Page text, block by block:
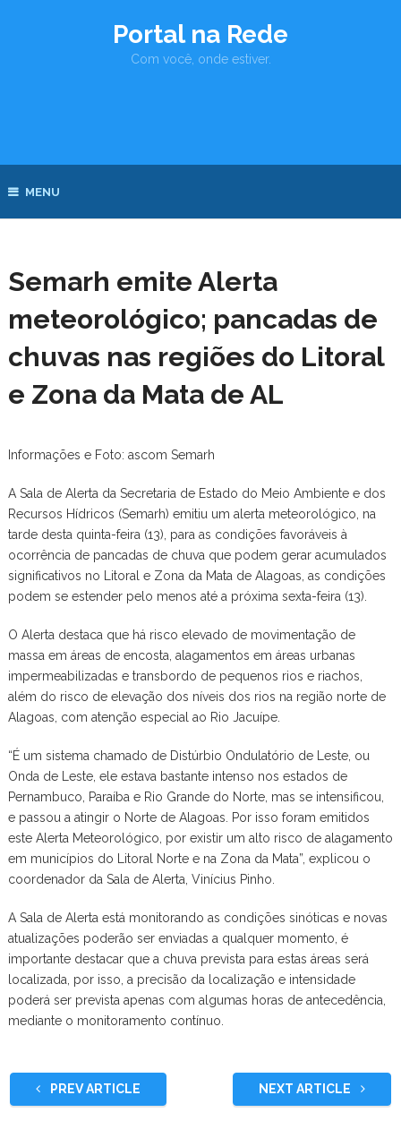
Portal na Rede
Com você, onde estiver.
MENU
Semarh emite Alerta
meteorológico; pancadas de
chuvas nas regiões do Litoral
e Zona da Mata de AL
Informações e Foto: ascom Semarh
A Sala de Alerta da Secretaria de Estado do Meio Ambiente e dos
Recursos Hídricos (Semarh) emitiu um alerta meteorológico, na
tarde desta quinta-feira (13), para as condições favoráveis à
ocorrência de pancadas de chuva que podem gerar acumulados
significativos no Litoral e Zona da Mata de Alagoas, as condições
podem se estender pelo menos até a próxima sexta-feira (13).
O Alerta destaca que há risco elevado de movimentação de
massa em áreas de encosta, alagamentos em áreas urbanas
impermeabilizadas e transbordo de pequenos rios e riachos,
além do risco de elevação dos níveis dos rios na região norte de
Alagoas, com atenção especial ao Rio Jacuípe.
“É um sistema chamado de Distúrbio Ondulatório de Leste, ou
Onda de Leste, ele estava bastante intenso nos estados de
Pernambuco, Paraíba e Rio Grande do Norte, mas se intensificou,
e passou a atingir o Norte de Alagoas. Por isso foram emitidos
este Alerta Meteorológico, por existir um alto risco de alagamento
em municípios do Litoral Norte e na Zona da Mata”, explicou o
coordenador da Sala de Alerta, Vinícius Pinho.
A Sala de Alerta está monitorando as condições sinóticas e novas
atualizações poderão ser enviadas a qualquer momento, é
importante destacar que a chuva prevista para estas áreas será
localizada, por isso, a precisão da localização e intensidade
poderá ser prevista apenas com algumas horas de antecedência,
mediante o monitoramento contínuo.
PREV ARTICLE NEXT ARTICLE